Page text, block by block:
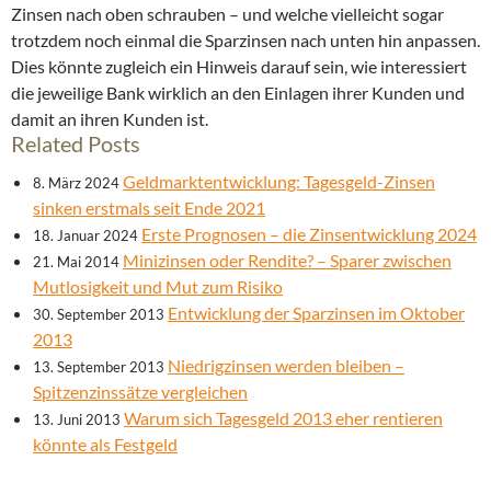
Zinsen nach oben schrauben – und welche vielleicht sogar
trotzdem noch einmal die Sparzinsen nach unten hin anpassen.
Dies könnte zugleich ein Hinweis darauf sein, wie interessiert
die jeweilige Bank wirklich an den Einlagen ihrer Kunden und
damit an ihren Kunden ist.
Related Posts
8. März 2024Geldmarktentwicklung: Tagesgeld-Zinsen
sinken erstmals seit Ende 2021
18. Januar 2024 Erste Prognosen – die Zinsentwicklung 2024
21. Mai 2014 Minizinsen oder Rendite? – Sparer zwischen
Mutlosigkeit und Mut zum Risiko
30. September 2013 Entwicklung der Sparzinsen im Oktober
2013
13. September 2013 Niedrigzinsen werden bleiben –
Spitzenzinssätze vergleichen
13. Juni 2013 Warum sich Tagesgeld 2013 eher rentieren
könnte als Festgeld